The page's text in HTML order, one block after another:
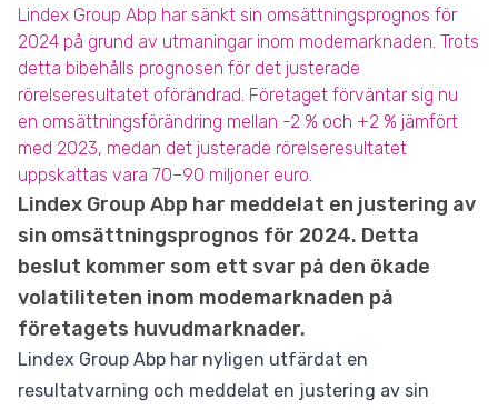
Lindex Group Abp har sänkt sin omsättningsprognos för
2024 på grund av utmaningar inom modemarknaden. Trots
detta bibehålls prognosen för det justerade
rörelseresultatet oförändrad. Företaget förväntar sig nu
en omsättningsförändring mellan -2 % och +2 % jämfört
med 2023, medan det justerade rörelseresultatet
uppskattas vara 70–90 miljoner euro.
Lindex Group Abp har meddelat en justering av
sin omsättningsprognos för 2024. Detta
beslut kommer som ett svar på den ökade
volatiliteten inom modemarknaden på
företagets huvudmarknader.
Lindex Group Abp har nyligen utfärdat en
resultatvarning och meddelat en justering av sin